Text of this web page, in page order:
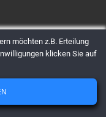
möchten z.B. Erteilung
klicken Sie auf